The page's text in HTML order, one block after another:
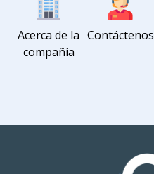
Acerca de la
compañía
Contáctenos